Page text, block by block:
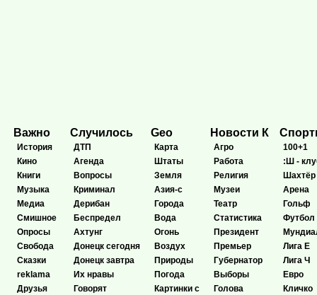
Важно
История
Кино
Книги
Музыка
Медиа
Смишное
Опросы
Свобода
Сказки
reklama
Друзья
Случилось
ДТП
Агенда
Вопросы
Криминал
Дерибан
Беспредел
Ахтунг
Донецк сегодня
Донецк завтра
Их нравы
Говорят
Geo
Карта
Штаты
Земля
Азия-с
Города
Вода
Огонь
Воздух
Природы
Погода
Картинки с
Новости К
Агро
Работа
Религия
Музеи
Театр
Статистика
Президент
Премьер
Губернатор
Выборы
Голова
100+1
:Ш -
Шахтёр
Арена
Гольф
Футбол
Лига Е
Лига Ч
Евро
Кличко